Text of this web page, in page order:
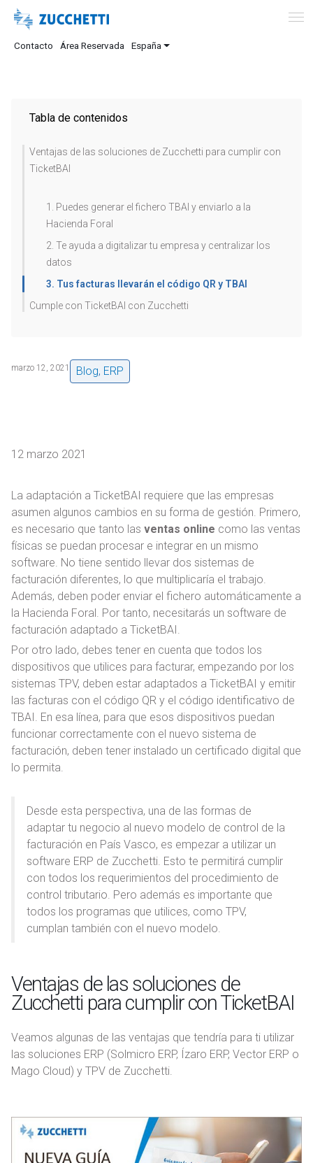
Contacto Área Reservada España
Tabla de contenidos
Ventajas de las soluciones de Zucchetti para cumplir con
TicketBAI
1. Puedes generar el fichero TBAI y enviarlo a la
Hacienda Foral
2. Te ayuda a digitalizar tu empresa y centralizar los
datos
3. Tus facturas llevarán el código QR y TBAI
Cumple con TicketBAI con Zucchetti
marzo 12, 2021 Blog, ERP
12 marzo 2021
La adaptación a TicketBAI requiere que las empresas
asumen algunos cambios en su forma de gestión. Primero,
es necesario que tanto las ventas online como las ventas
físicas se puedan procesar e integrar en un mismo
software. No tiene sentido llevar dos sistemas de
facturación diferentes, lo que multiplicaría el trabajo.
Además, deben poder enviar el fichero automáticamente a
la Hacienda Foral. Por tanto, necesitarás un software de
facturación adaptado a TicketBAI.
Por otro lado, debes tener en cuenta que todos los
dispositivos que utilices para facturar, empezando por los
sistemas TPV, deben estar adaptados a TicketBAI y emitir
las facturas con el código QR y el código identificativo de
TBAI. En esa línea, para que esos dispositivos puedan
funcionar correctamente con el nuevo sistema de
facturación, deben tener instalado un certificado digital que
lo permita.
Desde esta perspectiva, una de las formas de
adaptar tu negocio al nuevo modelo de control de la
facturación en País Vasco, es empezar a utilizar un
software ERP de Zucchetti. Esto te permitirá cumplir
con todos los requerimientos del procedimiento de
control tributario. Pero además es importante que
todos los programas que utilices, como TPV,
cumplan también con el nuevo modelo.
Ventajas de las soluciones de
Zucchetti para cumplir con TicketBAI
Veamos algunas de las ventajas que tendría para ti utilizar
las soluciones ERP (Solmicro ERP, Ízaro ERP, Vector ERP o
Mago Cloud) y TPV de Zucchetti.